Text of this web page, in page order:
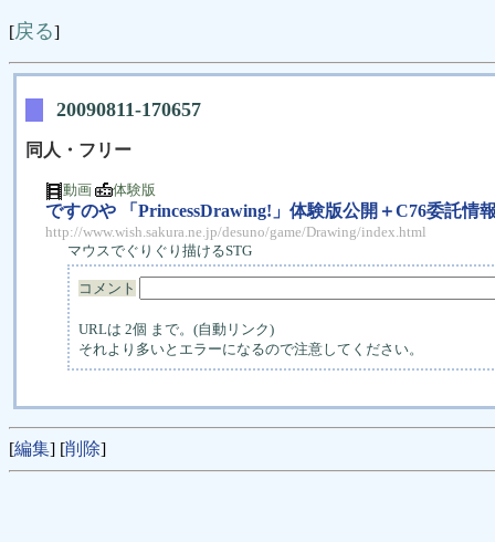
[戻る]
20090811-170657
同人・フリー
動画 体験版
ですのや 「PrincessDrawing!」体験版公開＋C76委託情
http://www.wish.sakura.ne.jp/desuno/game/Drawing/index.html
マウスでぐりぐり描けるSTG
コメント
URLは 2個 まで。(自動リンク)
それより多いとエラーになるので注意してください。
[編集] [削除]